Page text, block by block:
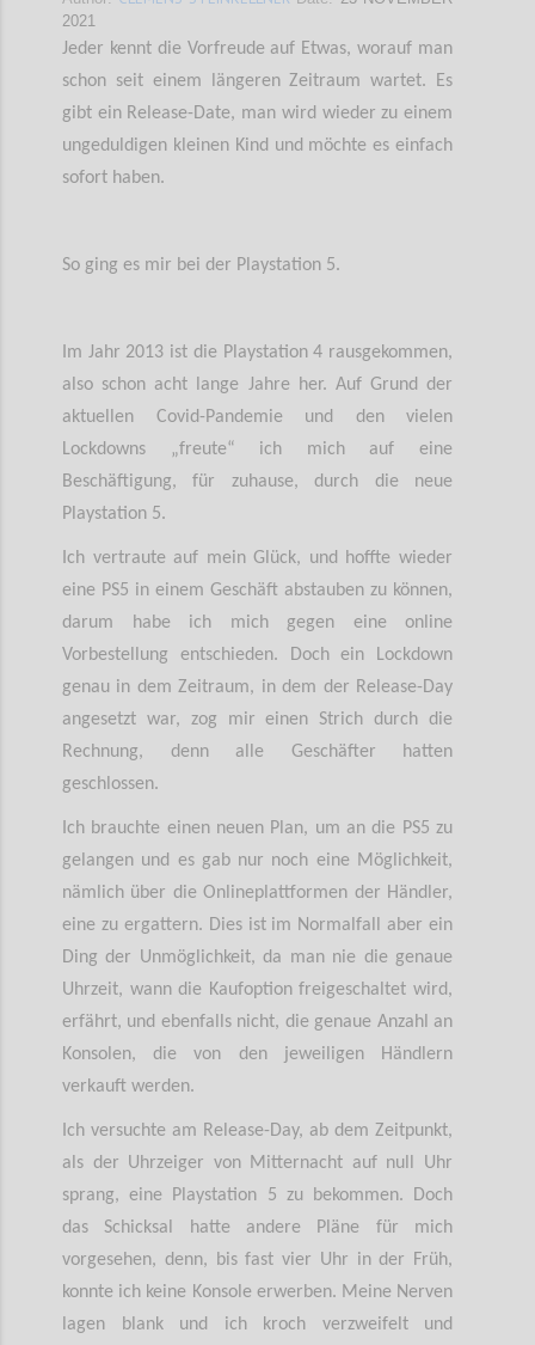
2021
Jeder kennt die Vorfreude auf Etwas, worauf man
schon seit einem längeren Zeitraum wartet. Es
gibt ein Release-Date, man wird wieder zu einem
ungeduldigen kleinen Kind und möchte es einfach
sofort haben.
So ging es mir bei der Playstation 5.
Im Jahr 2013 ist die Playstation 4 rausgekommen,
also schon acht lange Jahre her. Auf Grund der
aktuellen Covid-Pandemie und den vielen
Lockdowns „freute“ ich mich auf eine
Beschäftigung, für zuhause, durch die neue
Playstation 5.
Ich vertraute auf mein Glück, und hoffte wieder
eine PS5 in einem Geschäft abstauben zu können,
darum habe ich mich gegen eine online
Vorbestellung entschieden. Doch ein Lockdown
genau in dem Zeitraum, in dem der Release-Day
angesetzt war, zog mir einen Strich durch die
Rechnung, denn alle Geschäfter hatten
geschlossen.
Ich brauchte einen neuen Plan, um an die PS5 zu
gelangen und es gab nur noch eine Möglichkeit,
nämlich über die Onlineplattformen der Händler,
eine zu ergattern. Dies ist im Normalfall aber ein
Ding der Unmöglichkeit, da man nie die genaue
Uhrzeit, wann die Kaufoption freigeschaltet wird,
erfährt, und ebenfalls nicht, die genaue Anzahl an
Konsolen, die von den jeweiligen Händlern
verkauft werden.
Ich versuchte am Release-Day, ab dem Zeitpunkt,
als der Uhrzeiger von Mitternacht auf null Uhr
sprang, eine Playstation 5 zu bekommen. Doch
das Schicksal hatte andere Pläne für mich
vorgesehen, denn, bis fast vier Uhr in der Früh,
konnte ich keine Konsole erwerben. Meine Nerven
lagen blank und ich kroch verzweifelt und